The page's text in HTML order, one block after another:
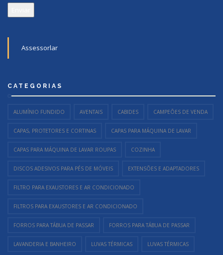
Assessorlar
CATEGORIAS
ALUMÍNIO FUNDIDO AVENTAIS CABIDES CAMPEÕES DE VENDA
CAPAS, PROTETORES E CORTINAS CAPAS PARA MÁQUINA DE LAVAR
CAPAS PARA MÁQUINA DE LAVAR ROUPAS COZINHA
DISCOS ADESIVOS PARA PÉS DE MÓVEIS EXTENSÕES E ADAPTADORES
FILTRO PARA EXAUSTORES E AR CONDICIONADO
FILTROS PARA EXAUSTORES E AR CONDICIONADO
FORROS PARA TÁBUA DE PASSAR FORROS PARA TÁBUA DE PASSAR
LAVANDERIA E BANHEIRO LUVAS TÉRMICAS LUVAS TÉRMICAS